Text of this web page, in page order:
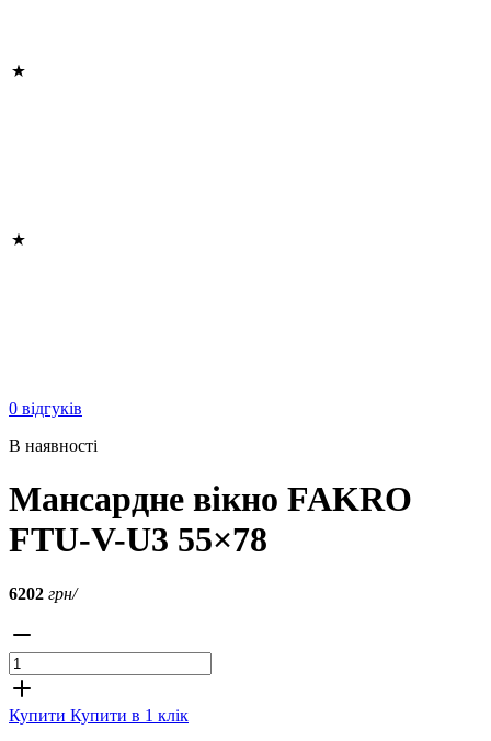
0 відгуків
В наявності
Мансардне вікно FAKRO
FTU-V-U3 55×78
6202 грн/
Купити Купити в 1 клік